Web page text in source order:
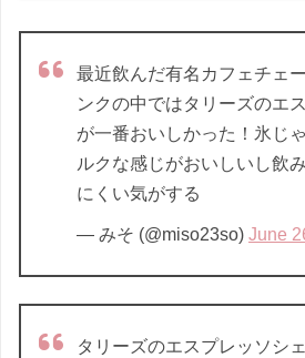
最近飲んだ有名カフェチェ
ンクの中ではタリーズのエ
が一番おいしかった！氷じ
ルクな感じがおいしいし飲
にくい気がする
— みそ (@miso23so) June
タリーズのエスプレッソシ